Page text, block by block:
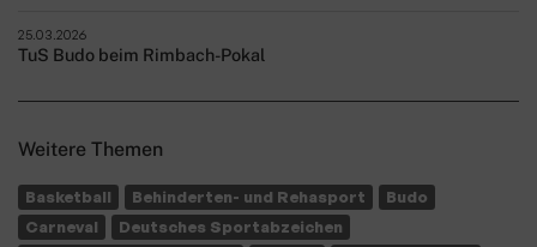
25.03.2026
TuS Budo beim Rimbach-Pokal
Weitere Themen
Basketball Behinderten- und Rehasport
Budo
Carneval
Deutsches Sportabzeichen